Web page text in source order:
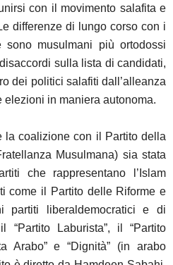
con il movimento salafita e
differenze di lungo corso con i
sono musulmani più ortodossi
sulla lista di candidati,
dei politici salafiti dall’alleanza
in maniera autonoma.
la coalizione con il Partito della
Musulmana) sia stata
che rappresentano l’Islam
come il Partito delle Riforme e
partiti liberaldemocratici e di
“Partito Laburista”, il “Partito
Arabo” e “Dignità” (in arabo